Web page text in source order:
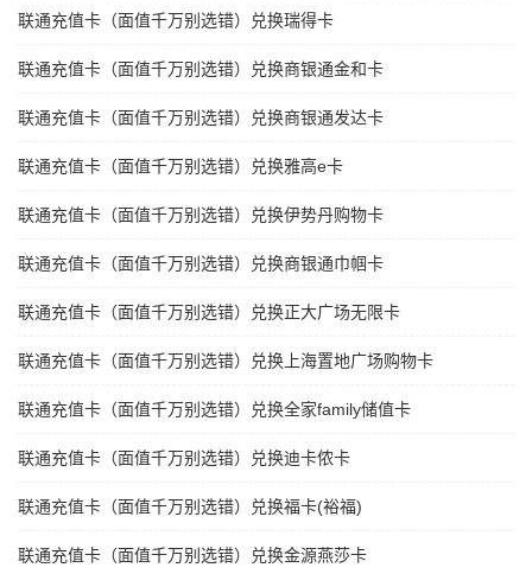
联通充值卡（面值千万别选错）兑换瑞得卡
联通充值卡（面值千万别选错）兑换商银通金和卡
联通充值卡（面值千万别选错）兑换商银通发达卡
联通充值卡（面值千万别选错）兑换雅高e卡
联通充值卡（面值千万别选错）兑换伊势丹购物卡
联通充值卡（面值千万别选错）兑换商银通巾帼卡
联通充值卡（面值千万别选错）兑换正大广场无限卡
联通充值卡（面值千万别选错）兑换上海置地广场购物卡
联通充值卡（面值千万别选错）兑换全家family储值卡
联通充值卡（面值千万别选错）兑换迪卡侬卡
联通充值卡（面值千万别选错）兑换福卡(裕福)
联通充值卡（面值千万别选错）兑换金源燕莎卡